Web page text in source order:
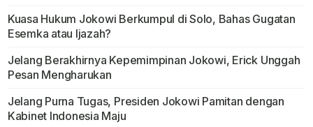
Kuasa Hukum Jokowi Berkumpul di Solo, Bahas Gugatan
Esemka atau Ijazah?
Jelang Berakhirnya Kepemimpinan Jokowi, Erick Unggah
Pesan Mengharukan
Jelang Purna Tugas, Presiden Jokowi Pamitan dengan
Kabinet Indonesia Maju